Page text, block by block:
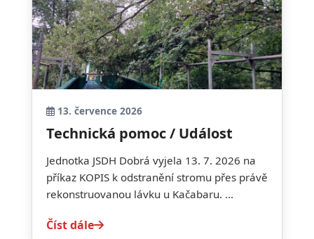
13. července 2026
Technická pomoc / Událost
Jednotka JSDH Dobrá vyjela 13. 7. 2026 na
příkaz KOPIS k odstranění stromu přes právě
rekonstruovanou lávku u Kačabaru. ...
Číst dále